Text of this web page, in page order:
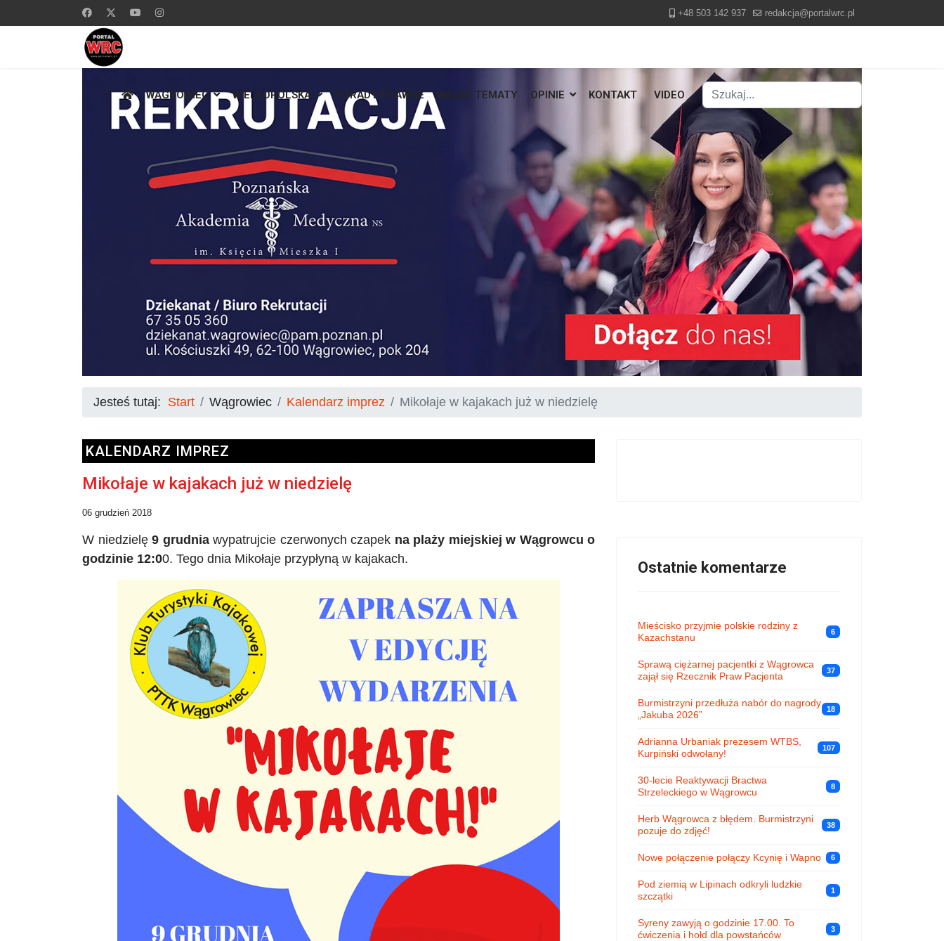
+48 503 142 937 redakcja@portalwrc.pl
WĄGROWIEC WIELKOPOLSKA PORADY PRAWNE WASZE TEMATY OPINIE KONTAKT VIDEO
Szukaj
Type 2 or more characters for results.
Jesteś tutaj: Start Wągrowiec Kalendarz imprez Mikołaje w kajakach już w niedzielę
KALENDARZ IMPREZ
Mikołaje w kajakach już w niedzielę
06 grudzień 2018
W niedzielę 9 grudniawypatrujcie czerwonych czapek na plaży miejskiej w Wągrowcu o
godzinie 12:00. Tego dnia Mikołaje przypłyną w kajakach. Ostatnie komentarze
Mieścisko przyjmie polskie rodziny z
Kazachstanu
6
Sprawą ciężarnej pacjentki z Wągrowca
zajął się Rzecznik Praw Pacjenta
37
Burmistrzyni przedłuża nabór do nagrody
„Jakuba 2026”
18
Adrianna Urbaniak prezesem WTBS,
Kurpiński odwołany!
107
30-lecie Reaktywacji Bractwa
Strzeleckiego w Wągrowcu
8
Herb Wągrowca z błędem. Burmistrzyni
pozuje do zdjęć!
38
Nowe połączenie połączy Kcynię i Wapno 6
Pod ziemią w Lipinach odkryli ludzkie
szczątki
1
Syreny zawyją o godzinie 17.00. To
ćwiczenia i hołd dla powstańców
3